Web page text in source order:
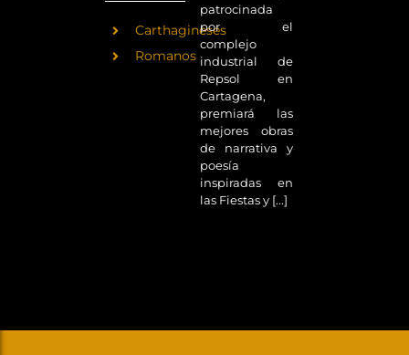
Carthagineses
Romanos
patrocinada
por el
complejo
industrial de
Repsol en
Cartagena,
premiará las
mejores obras
de narrativa y
poesía
inspiradas en
las Fiestas y [...]